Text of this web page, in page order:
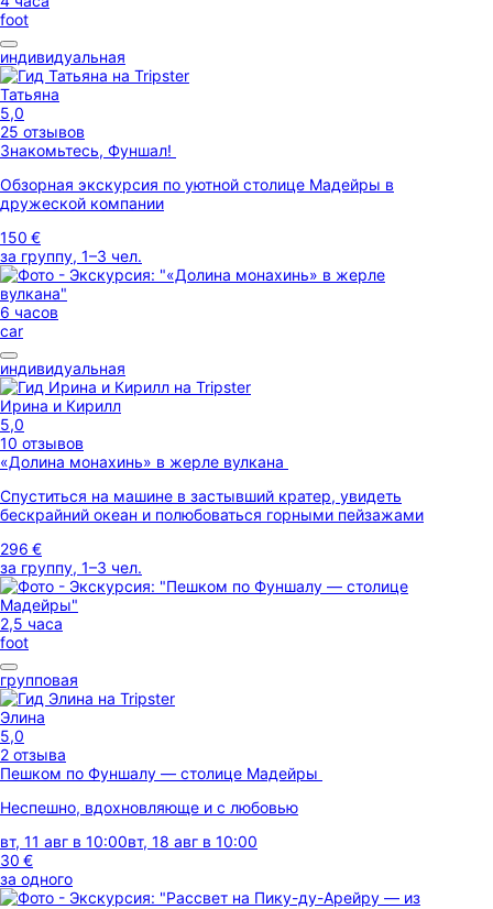
foot
индивидуальная
Татьяна
5,0
25 отзывов
Знакомьтесь, Фуншал!
Обзорная экскурсия по уютной столице Мадейры в
дружеской компании
150 €
за группу, 1–3 чел.
6 часов
car
индивидуальная
Ирина и Кирилл
5,0
10 отзывов
«Долина монахинь» в жерле вулкана
Спуститься на машине в застывший кратер, увидеть
бескрайний океан и полюбоваться горными пейзажами
296 €
за группу, 1–3 чел.
2,5 часа
foot
групповая
Элина
5,0
2 отзыва
Пешком по Фуншалу — столице Мадейры
Неспешно, вдохновляюще и с любовью
вт, 11 авг в 10:00вт, 18 авг в 10:00
30 €
за одного